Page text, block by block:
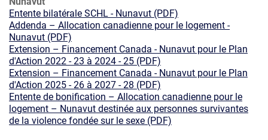
Entente bilatérale SCHL - Nunavut (PDF)
Addenda – Allocation canadienne pour le logement -
Nunavut (PDF)
Extension – Financement Canada - Nunavut pour le Plan
d'Action 2022 - 23 à 2024 - 25 (PDF)
Extension – Financement Canada - Nunavut pour le Plan
d'Action 2025 - 26 à 2027 - 28 (PDF)
Entente de bonification – Allocation canadienne pour le
logement – Nunavut destinée aux personnes survivantes
de la violence fondée sur le sexe (PDF)